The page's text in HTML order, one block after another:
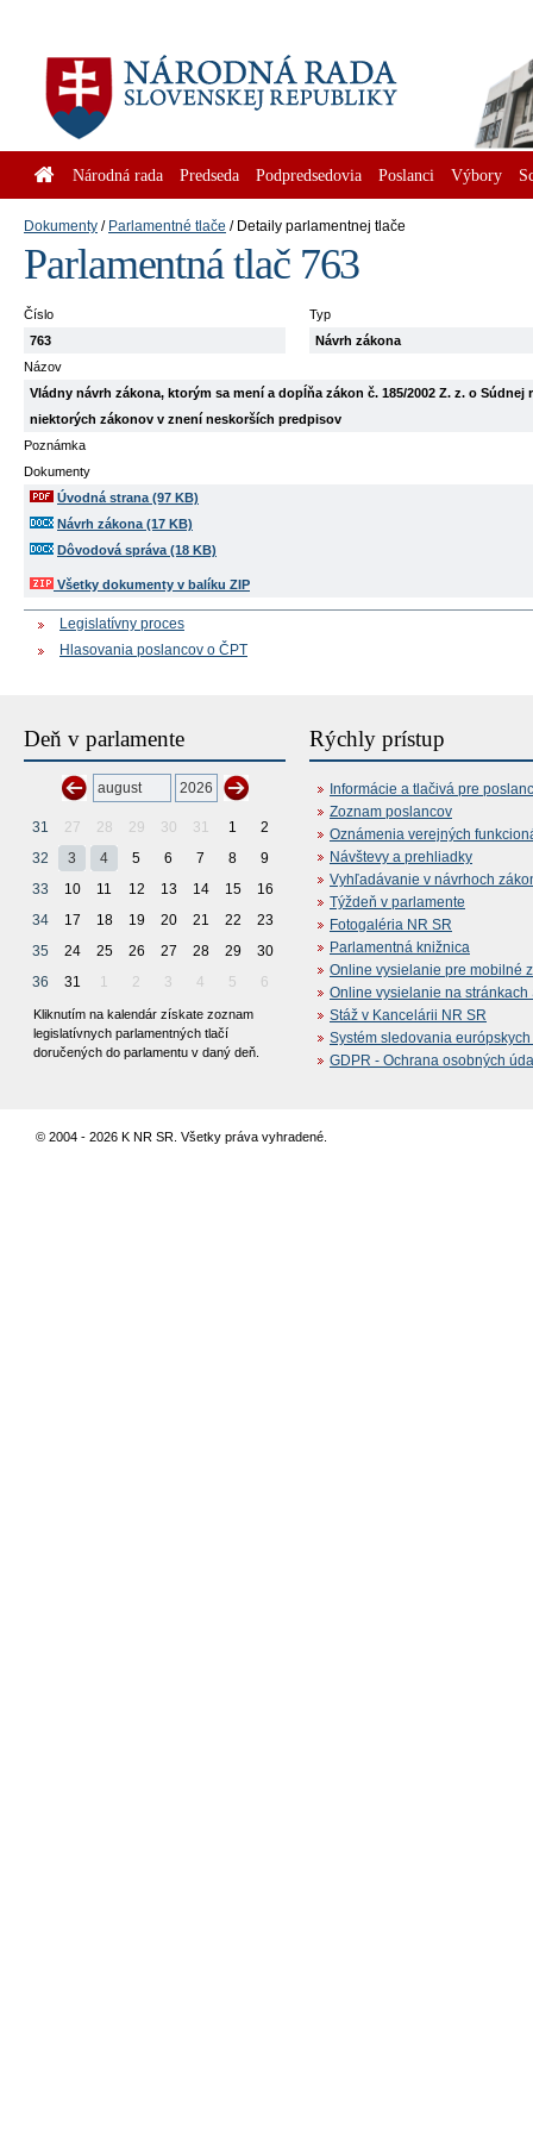
Národná rada Predseda Podpredsedovia Poslanci Výbory
Dokumenty Parlamentné tlače Detaily parlamentnej tlače
Parlamentná tlač 763
Číslo
763
Typ
Návrh zákona
Názov
Vládny návrh zákona, ktorým sa mení a dopĺňa zákon č. 185/2002 Z. z. o
niektorých zákonov v znení neskorších predpisov
Poznámka
Dokumenty
Úvodná strana (97 KB)
Návrh zákona (17 KB)
Dôvodová správa (18 KB)
Všetky dokumenty v balíku ZIP
Legislatívny proces
Hlasovania poslancov o ČPT
Deň v parlamente
31 27 28 29 30 31 1
2
32
3 4 5 6 7 8
9
33
10 11 12 13 14 15
16
34
17 18 19 20 21 22
23
35
24 25 26 27 28 29
30
36
31 1 2 3 4 5 6
Kliknutím na kalendár získate zoznam
legislatívnych parlamentných tlačí
doručených do parlamentu v daný deň.
Rýchly prístup
Informácie a tlačivá pre
Zoznam poslancov
Oznámenia verejných
Návštevy a prehliadky
Vyhľadávanie v návrhoch
Týždeň v parlamente
Fotogaléria NR SR
Parlamentná knižnica
Online vysielanie pre mobilné
Online vysielanie na stránkach
Stáž v Kancelárii NR SR
Systém sledovania
GDPR - Ochrana osobných
© 2004 - 2026 K NR SR. Všetky práva vyhradené.